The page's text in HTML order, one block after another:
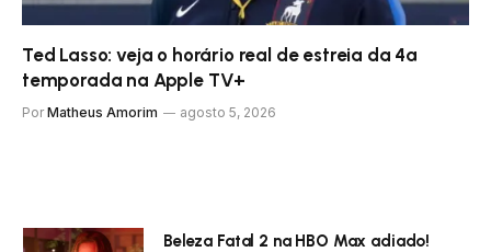
Ted Lasso: veja o horário real de estreia da 4ª
temporada na Apple TV+
Por Matheus Amorim agosto 5, 2026
Beleza Fatal 2 na HBO Max adiado!